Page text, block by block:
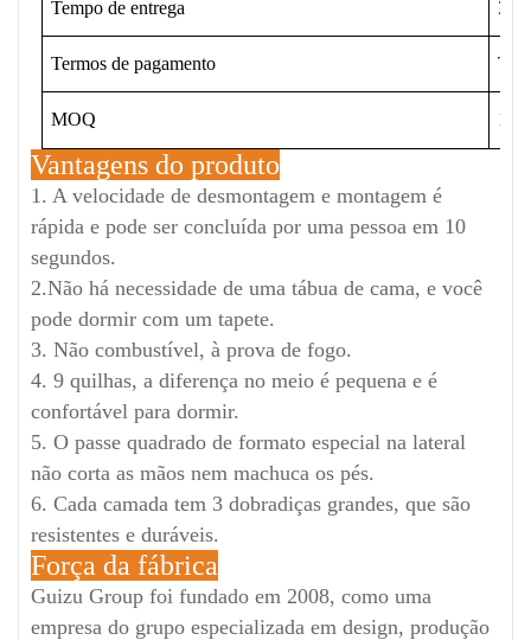
Tempo de entrega 3-
Termos de pagamento T/T
MOQ 120
Vantagens do produto
1. A velocidade de desmontagem e montagem é
rápida e pode ser concluída por uma pessoa em 10
segundos.
2.Não há necessidade de uma tábua de cama, e você
pode dormir com um tapete.
3. Não combustível, à prova de fogo.
4. 9 quilhas, a diferença no meio é pequena e é
confortável para dormir.
5. O passe quadrado de formato especial na lateral
não corta as mãos nem machuca os pés.
6. Cada camada tem 3 dobradiças grandes, que são
resistentes e duráveis.
Força da fábrica
Guizu Group foi fundado em 2008, como uma
empresa do grupo especializada em design, produção